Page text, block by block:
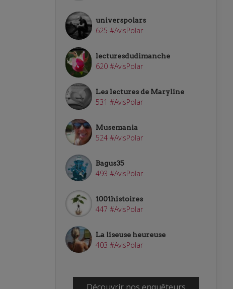
universpolars
625 #AvisPolar
lecturesdudimanche
620 #AvisPolar
Les lectures de Maryline
531 #AvisPolar
Musemania
524 #AvisPolar
Bagus35
493 #AvisPolar
1001histoires
447 #AvisPolar
La liseuse heureuse
403 #AvisPolar